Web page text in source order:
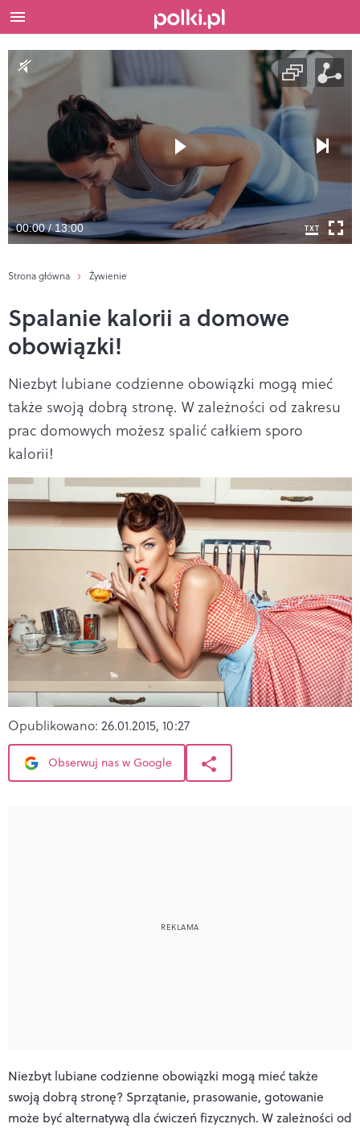
00:00 / 13:00
Strona główna Żywienie
Spalanie kalorii a domowe
obowiązki!
Niezbyt lubiane codzienne obowiązki mogą mieć
także swoją dobrą stronę. W zależności od zakresu
prac domowych możesz spalić całkiem sporo
kalorii!
Opublikowano: 26.01.2015, 10:27
Obserwuj nas w Google
Niezbyt lubiane codzienne obowiązki mogą mieć także
swoją dobrą stronę? Sprzątanie, prasowanie, gotowanie
może być alternatywą dla ćwiczeń fizycznych. W zależności od